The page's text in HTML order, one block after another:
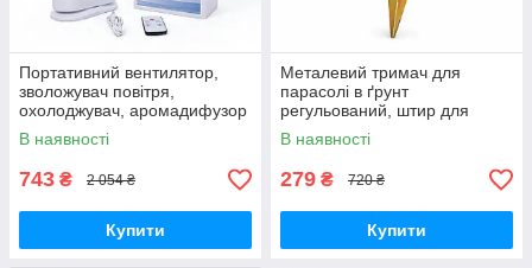
Портативний вентилятор,
зволожувач повітря,
охолоджувач, аромадифузор
FH-666
В наявності
743 ₴ 2 054 ₴
Купити
Металевий тримач для
парасолі в ґрунт
регульований, штир для
садової парасолі з
фіксатором
В наявності
279 ₴ 720 ₴
Купити